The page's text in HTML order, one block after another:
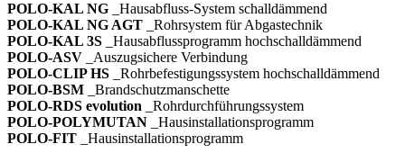
POLO-KAL NG _Hausabfluss-System schalldämmend
POLO-KAL NG AGT _Rohrsystem für Abgastechnik
POLO-KAL 3S
_Hausabflussprogramm hochschalldämmend
POLO-ASV _Auszugsichere Verbindung
POLO-CLIP HS _Rohrbefestigungssystem hochschalldämmend
POLO-BSM _Brandschutzmanschette
POLO-RDS evolution _Rohrdurchführungssystem
POLO-POLYMUTAN _Hausinstallationsprogramm
POLO-FIT _Hausinstallationsprogramm